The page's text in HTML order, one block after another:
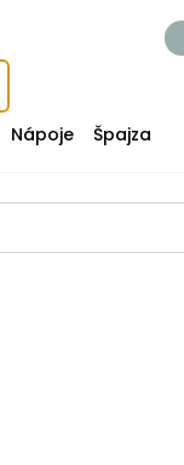
Nápoje Špajza